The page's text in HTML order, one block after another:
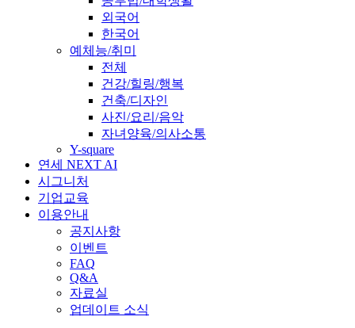
외국어
한국어
예체능/취미
전체
건강/힐링/행복
건축/디자인
사진/요리/음악
자녀양육/의사소통
Y-square
연세 NEXT AI
시그니처
기업교육
이용안내
공지사항
이벤트
FAQ
Q&A
자료실
업데이트 소식